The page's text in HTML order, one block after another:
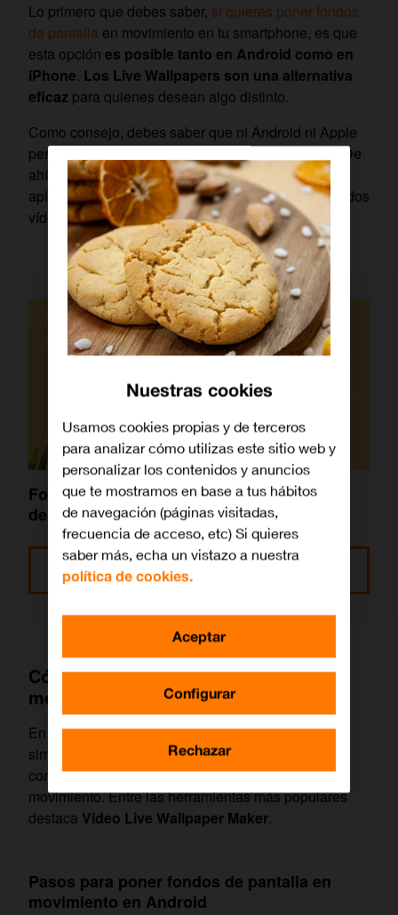
Lo primero que debes saber, si quieres poner fondos
de pantalla en movimiento en tu smartphone, es que
esta opción es posible tanto en Android como en
iPhone. Los Live Wallpapers son una alternativa
eficaz para quienes desean algo distinto.
Como consejo, debes saber que ni Android ni Apple
permiten convertir un vídeo en un fondo animado. De
ahí la necesidad de tener que descargar una
aplicación de terceros para poder crear esos ansiados
vídeos animados que sirvan como salvapantallas.
Fondos de pantalla para móvil: ¿Dónde
descargar los más originales?
Leer más
Cómo poner fondos de pantalla en
movimiento en Android
En la Play Store será posible encontrar, con una
simple búsqueda, diferentes aplicaciones para
convertir vídeos en fondos de pantalla con
movimiento. Entre las herramientas más populares
destaca Video Live Wallpaper Maker.
Pasos para poner fondos de pantalla en
movimiento en Android
Nuestras cookies
Usamos cookies propias y de terceros
para analizar cómo utilizas este sitio web y
personalizar los contenidos y anuncios
que te mostramos en base a tus hábitos
de navegación (páginas visitadas,
frecuencia de acceso, etc) Si quieres
saber más, echa un vistazo a nuestra
política de cookies.
Configurar
Rechazar
Aceptar